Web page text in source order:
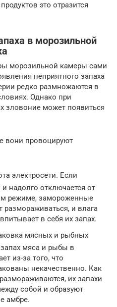
это отразится
в морозильной
морозильной камеры сами
неприятного запаха
редко размножаются в
Однако при
зловоние может появиться
вони провоцируют
электросети. Если
надолго отключается от
режиме, замороженные
размораживаться, и влага
в себя их запах.
мясных и рыбных
мяса и рыбы в
из-за того, что
некачественно. Как
их запахи
собой и образуют
амбре.